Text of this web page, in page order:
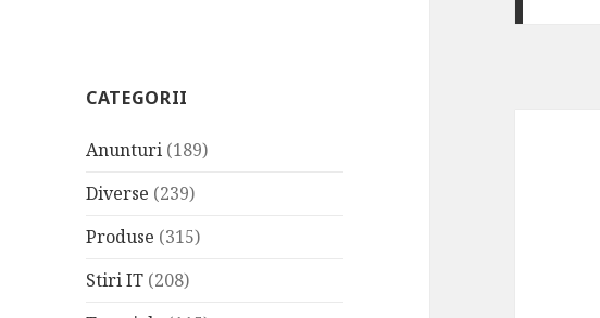
CATEGORII
Anunturi (189)
Diverse (239)
Produse (315)
Stiri IT (208)